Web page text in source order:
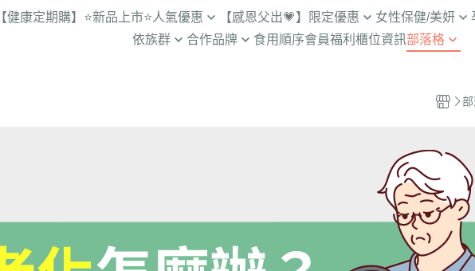
【健康定期購】 ⭐新品上市⭐人氣優惠 【感恩父出💗】限定優惠 女性保健/美妍
豐盈烏黑
劉品言代
孕初期
孕後期
產後/哺乳
依族群
樂齡養生
合作品牌 食用順序會員福利 櫃位資訊部落格
BHK's 情報站
BHK’s 研究手記